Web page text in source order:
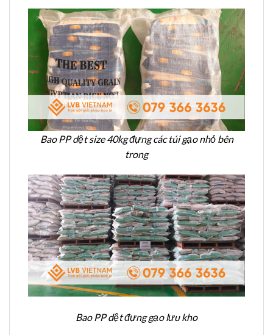
Bao PP dệt size 40kg đựng các túi gạo nhỏ bên
trong
Bao PP dệt đựng gạo lưu kho